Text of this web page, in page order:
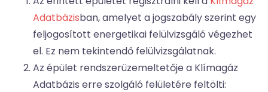
Adatbázisban, amelyet a jogszabály szerint egy
feljogosított energetikai felülvizsgáló végezhet
el. Ez nem tekintendő felülvizsgálatnak.
Az épület rendszerüzemeltetője a Klímagáz
Adatbázis erre szolgáló felületére feltölti: